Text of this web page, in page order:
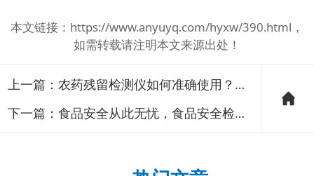
本文链接： https://www.anyuyq.com/hyxw/390.html ，
如需转载请注明本文来源出处！
上一篇：农药残留检测仪如何准确使用？农药残留检测仪的使用技巧
下一篇：食品安全从此无忧，食品安全检测仪快速检测随时可用